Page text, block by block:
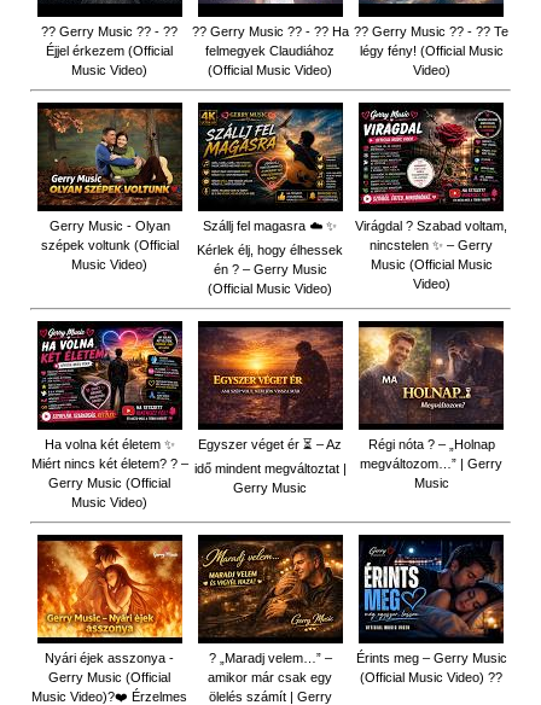
?? Gerry Music ?? - ??
Éjjel érkezem (Official
Music Video)
?? Gerry Music ?? - ?? Ha
felmegyek Claudiához
(Official Music Video)
?? Gerry Music ?? - ?? Te
légy fény! (Official Music
Video)
Gerry Music - Olyan
szépek voltunk (Official
Music Video)
Szállj fel magasra ☁️ ✨
Kérlek élj, hogy élhessek
én ? – Gerry Music
(Official Music Video)
Virágdal ? Szabad voltam,
nincstelen ✨ – Gerry
Music (Official Music
Video)
Ha volna két életem ✨
Miért nincs két életem? ? –
Gerry Music (Official
Music Video)
Egyszer véget ér ⏳ – Az
idő mindent megváltoztat |
Gerry Music
Régi nóta ? – „Holnap
megváltozom…” | Gerry
Music
Nyári éjek asszonya -
Gerry Music (Official
Music Video)?❤️ Érzelmes
? „Maradj velem…” –
amikor már csak egy
ölelés számít | Gerry
Érints meg – Gerry Music
(Official Music Video) ??